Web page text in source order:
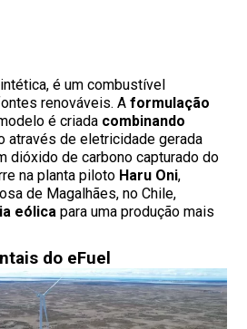
é um combustível
renováveis. Aformulação
é criada combinando
através de eletricidade gerada
dióxido de carbono capturado do
na planta piloto Haru Oni,
de Magalhães, no Chile,
eólica para uma produção mais
do eFuel